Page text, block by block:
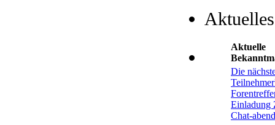
Aktuelles
Aktuelle
Die
Einladung
Chat-abend